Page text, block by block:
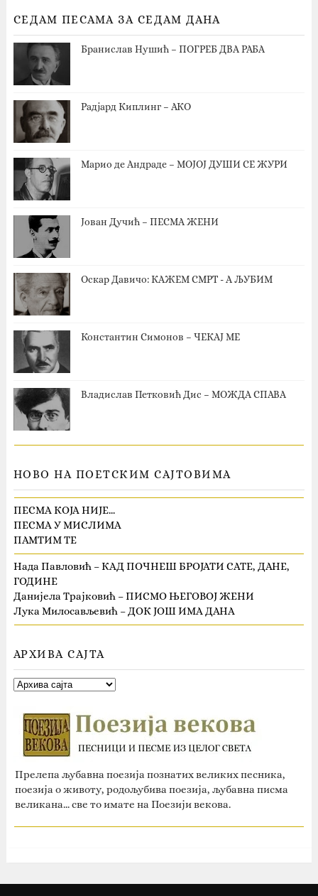
СЕДАМ ПЕСАМА ЗА СЕДАМ ДАНА
Бранислав Нушић – ПОГРЕБ ДВА РАБА
Радјард Киплинг – АКО
Марио де Андраде – МОЈОЈ ДУШИ СЕ ЖУРИ
Јован Дучић – ПЕСМА ЖЕНИ
Оскар Давичо‎: КАЖЕМ СМРТ - А ЉУБИМ
Константин Симонов – ЧЕКАЈ МЕ
Владислав Петковић Дис – МОЖДА СПАВА
НОВО НА ПОЕТСКИМ САЈТОВИМА
ПЕСМА КОЈА НИЈЕ…
ПЕСМА У МИСЛИМА
ПАМТИМ ТЕ
Нада Павловић – КАД ПОЧНЕШ БРОЈАТИ САТЕ, ДАНЕ,
ГОДИНЕ
Данијела Трајковић – ПИСМО ЊЕГОВОЈ ЖЕНИ
Лука Милосављевић – ДОК ЈОШ ИМА ДАНА
АРХИВА САЈТА
Прелепа љубавна поезија познатих великих песника,
поезија о животу, родољубива поезија, љубавна писма
великана... све то имате на Поезији векова.